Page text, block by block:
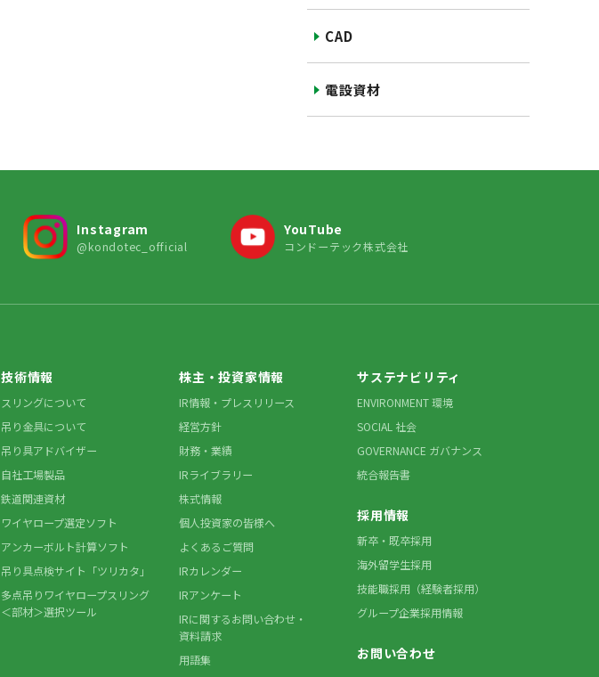
CAD
電設資材
Instagram
@kondotec_official
YouTube
コンドーテック株式会社
技術情報
スリングについて
吊り金具について
吊り具アドバイザー
自社工場製品
鉄道関連資材
ワイヤロープ選定ソフト
アンカーボルト計算ソフト
吊り具点検サイト「ツリカタ」
多点吊りワイヤロープスリング
＜部材＞選択ツール
株主・投資家情報
IR情報・プレスリリース
経営方針
財務・業績
IRライブラリー
株式情報
個人投資家の皆様へ
よくあるご質問
IRカレンダー
IRアンケート
IRに関するお問い合わせ・
資料請求
用語集
サステナビリティ
ENVIRONMENT 環境
SOCIAL 社会
GOVERNANCE ガバナンス
統合報告書
採用情報
新卒・既卒採用
海外留学生採用
技能職採用（経験者採用）
グループ企業採用情報
お問い合わせ